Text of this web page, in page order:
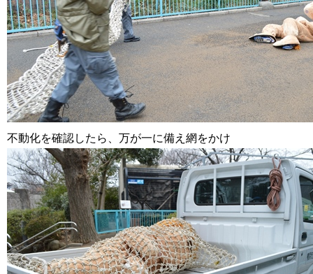
不動化を確認したら、万が一に備え網をかけ